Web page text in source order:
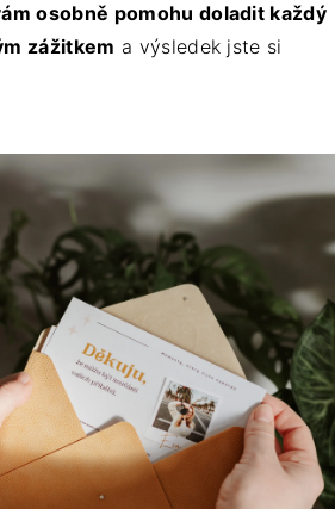
osobně pomohu doladit každý
zážitkem a výsledek jste si